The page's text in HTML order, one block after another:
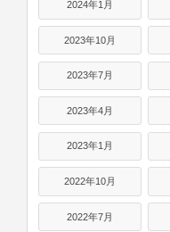
2024年1月
2023年10月
2023年7月
2023年4月
2023年1月
2022年10月
2022年7月